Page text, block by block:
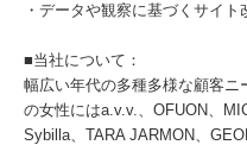
・データや観察に基づくサイト
■当社について：
幅広い年代の多種多様な顧客
の女性にはa.v.v.、OFUON、
Sybilla、TARA JARMON、